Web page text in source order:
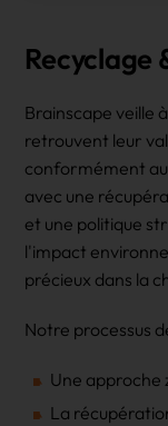
Recyclage
Brainscape veille
retrouvent leur
conformément
avec une
et une politique
l'impact
précieux dans la
Notre processus
Une approche
La